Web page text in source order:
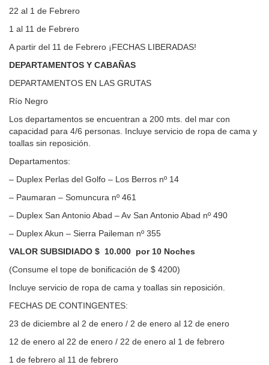
22 al 1 de Febrero
1 al 11 de Febrero
A partir del 11 de Febrero ¡FECHAS LIBERADAS!
DEPARTAMENTOS Y CABAÑAS
DEPARTAMENTOS EN LAS GRUTAS
Río Negro
Los departamentos se encuentran a 200 mts. del mar con
capacidad para 4/6 personas. Incluye servicio de ropa de cama y
toallas sin reposición.
Departamentos:
– Duplex Perlas del Golfo – Los Berros nº 14
– Paumaran – Somuncura nº 461
– Duplex San Antonio Abad – Av San Antonio Abad nº 490
– Duplex Akun – Sierra Paileman nº 355
VALOR SUBSIDIADO $ 10.000 por 10 Noches
(Consume el tope de bonificación de $ 4200)
Incluye servicio de ropa de cama y toallas sin reposición.
FECHAS DE CONTINGENTES:
23 de diciembre al 2 de enero / 2 de enero al 12 de enero
12 de enero al 22 de enero / 22 de enero al 1 de febrero
1 de febrero al 11 de febrero